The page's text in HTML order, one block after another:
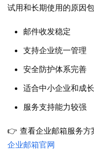
试用和长期使用的原因包
邮件收发稳定
支持企业统一管理
安全防护体系完善
适合中小企业和成
服务支持能力较强
👉 查看企业邮箱服务方
企业邮箱官网